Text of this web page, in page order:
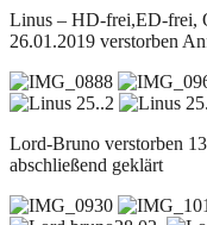
Linus – HD-frei,ED-frei,
26.01.2019 verstorben
Lord-Bruno verstorben
abschließend geklärt